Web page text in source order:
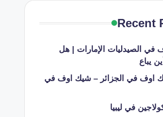
Recent
في الصيدليات الإمارات | هل
يباع
اوف في الجزائر – شيك اوف في
في ليبيا